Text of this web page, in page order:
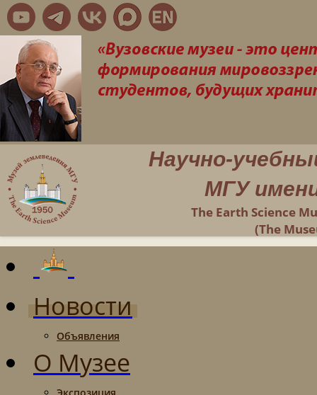
Научно-
МГУ
The Earth Science
(The
Новости
Объявления
О Музее